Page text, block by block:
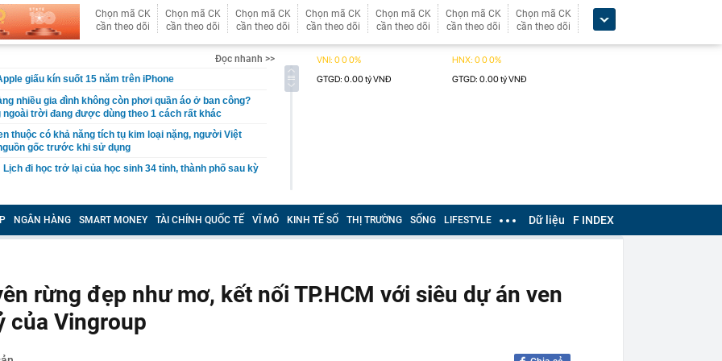
Chọn mã CK
cần theo dõi
Chọn mã CK
cần theo dõi
Chọn mã CK
cần theo dõi
Chọn mã CK
cần theo dõi
Chọn mã CK
cần theo dõi
Chọn mã CK
cần theo dõi
Chọn mã CK
cần theo dõi
Đọc nhanh >>
giấu kín suốt 15 năm trên iPhone
nhiều gia đình không còn phơi quần áo ở ban công?
ngoài trời đang được dùng theo 1 cách rất khác
thuộc có khả năng tích tụ kim loại nặng, người Việt
gốc trước khi sử dụng
Lịch đi học trở lại của học sinh 34 tỉnh, thành phố sau kỳ
hầu như món nào cũng có hành lá?
quà, 5 câu nói này đủ sức khiến mối quan hệ phụ
gắn bó khăng khít, con trẻ được hưởng lợi!
đốc Nhà hát Chèo Quân đội mua ô tô tặng sinh nhật
12 tuổi
"dính" gần 100 lần phạt nguội do chạy quá tốc độ quy
NGÂN HÀNG SMART MONEY TÀI CHÍNH QUỐC TẾ VĨ MÔ KINH TẾ SỐ THỊ TRƯỜNG SỐNG LIFESTYLE Dữ liệu F INDEX
rừng đẹp như mơ, kết nối TP.HCM với siêu dự án ven
của Vingroup